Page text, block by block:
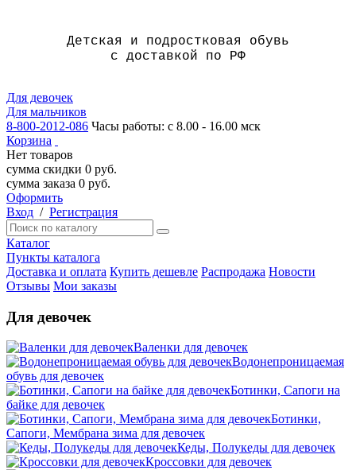
Детская и подростковая обувь
с доставкой по РФ
Для девочек
Для мальчиков
8-800-2012-086 Часы работы: с 8.00 - 16.00 мск
Корзина
Нет товаров
сумма скидки 0 руб.
сумма заказа 0 руб.
Оформить
Вход / Регистрация
Каталог
Пункты каталога
Доставка и оплата Купить дешевле Распродажа Новости
Отзывы Мои заказы
Для девочек
Валенки для девочек
Водонепроницаемая
обувь для девочек
Ботинки, Сапоги на
байке для девочек
Ботинки,
Сапоги, Мембрана зима для девочек
Кеды, Полукеды для девочек
Кроссовки для девочек